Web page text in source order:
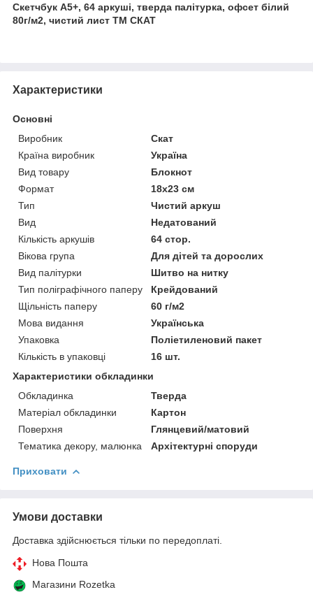
Скетчбук А5+, 64 аркуші, тверда палітурка, офсет білий
80г/м2, чистий лист ТМ СКАТ
Характеристики
Основні
Виробник
Скат
Країна виробник
Україна
Вид товару
Блокнот
Формат
18х23 см
Тип
Чистий аркуш
Вид
Недатований
Кількість аркушів
64 стор.
Вікова група
Для дітей та дорослих
Вид палітурки
Шитво на нитку
Тип поліграфічного паперу
Крейдований
Щільність паперу
60 г/м2
Мова видання
Українська
Упаковка
Поліетиленовий пакет
Кількість в упаковці
16 шт.
Характеристики обкладинки
Обкладинка
Тверда
Матеріал обкладинки
Картон
Поверхня
Глянцевий/матовий
Тематика декору, малюнка
Архітектурні споруди
Приховати
Умови доставки
Доставка здійснюється тільки по передоплаті.
Нова Пошта
Магазини Rozetka